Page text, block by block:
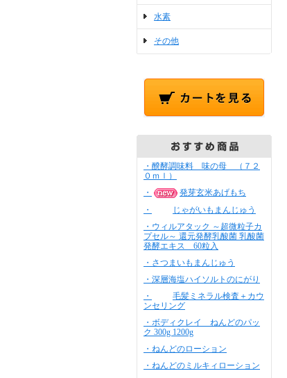
水素
その他
・醗酵調味料 味の母 （７２
０ｍｌ）
・
発芽玄米あげもち
・
じゃがいもまんじゅう
・ウィルアタック ～超微粒子カ
プセル～ 還元発酵乳酸菌 乳酸菌
発酵エキス 60粒入
・さつまいもまんじゅう
・深層海塩ハイソルトのにがり
・
毛髪ミネラル検査＋カウ
ンセリング
・ボディクレイ ねんどのパッ
ク 300g 1200g
・ねんどのローション
・ねんどのミルキィローション